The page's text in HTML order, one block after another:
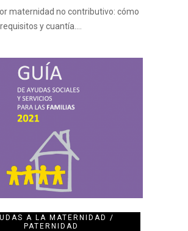
maternidad no contributivo: cómo
y cuantía.…
A LA MATERNIDAD /
PATERNIDAD